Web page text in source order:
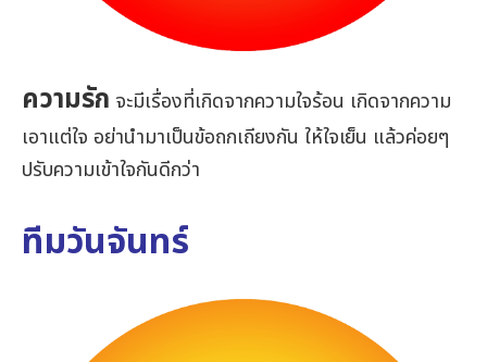
ความรัก จะมีเรื่องที่เกิดจากความใจร้อน เกิดจากความ
เอาแต่ใจ อย่านำมาเป็นข้อถกเถียงกัน ให้ใจเย็น แล้วค่อยๆ
ปรับความเข้าใจกันดีกว่า
ทีมวันจันทร์